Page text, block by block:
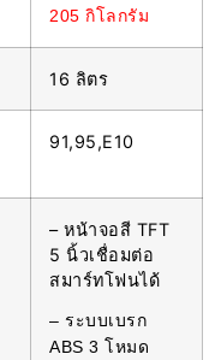
205 กิโลกรัม
16 ลิตร
91,95,E10
– หน้าจอสี TFT
5 นิ้วเชื่อมต่อ
สมาร์ทโฟนได้
– ระบบเบรก
ABS 3 โหมด